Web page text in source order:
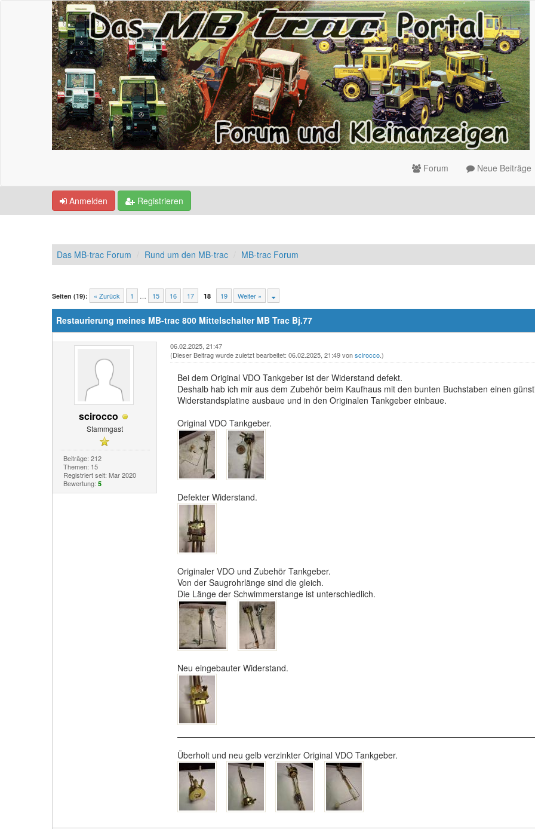
Forum Neue Beiträge
Anmelden Registrieren
Das MB-trac Forum Rund um den MB-trac MB-trac Forum
Seiten (19): « Zurück 1 … 15 16 17 18 19 Weiter »
Restaurierung meines MB-trac 800 Mittelschalter MB Trac Bj.77
scirocco
Stammgast
Beiträge: 212
Themen: 15
Registriert seit: Mar 2020
Bewertung: 5
06.02.2025, 21:47
(Dieser Beitrag wurde zuletzt bearbeitet: 06.02.2025, 21:49 vonscirocco.)
Bei dem Original VDO Tankgeber ist der Widerstand defekt.
Deshalb hab ich mir aus dem Zubehör beim Kaufhaus mit den bunten Buchstaben einen
Widerstandsplatine ausbaue und in den Originalen Tankgeber einbaue.
Original VDO Tankgeber.
Defekter Widerstand.
Originaler VDO und Zubehör Tankgeber.
Von der Saugrohrlänge sind die gleich.
Die Länge der Schwimmerstange ist unterschiedlich.
Neu eingebauter Widerstand.
Überholt und neu gelb verzinkter Original VDO Tankgeber.